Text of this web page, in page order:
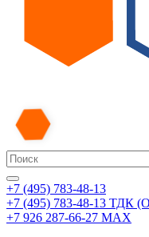
+7 (495) 783-48-13
+7 (495) 783-48-13 ТДК
+7 926 287-66-27 МАХ